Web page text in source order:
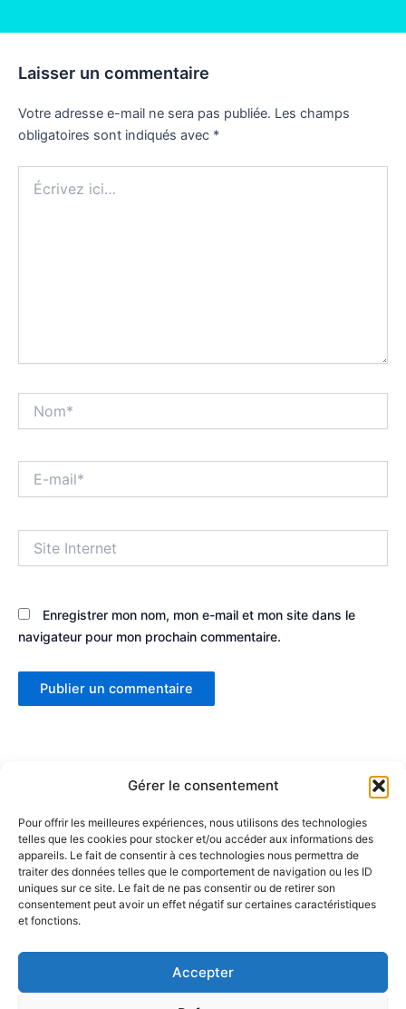
Gérer le consentement
Pour offrir les meilleures expériences, nous utilisons des technologies
telles que les cookies pour stocker et/ou accéder aux informations des
appareils. Le fait de consentir à ces technologies nous permettra de
traiter des données telles que le comportement de navigation ou les ID
uniques sur ce site. Le fait de ne pas consentir ou de retirer son
consentement peut avoir un effet négatif sur certaines caractéristiques
et fonctions.
Accepter
Laisser un commentaire
Votre adresse e-mail ne sera pas publiée. Les champs
obligatoires sont indiqués avec *
ici…
mail*
Internet
Enregistrer mon nom, mon e-mail et mon site dans le
navigateur pour mon prochain commentaire.
Partenaires :
LaMaisonDuDonut
LaBelleBiere